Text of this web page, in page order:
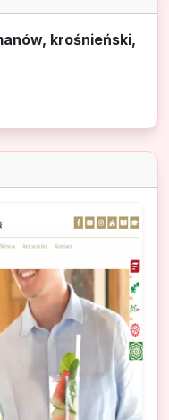
krośnieński,